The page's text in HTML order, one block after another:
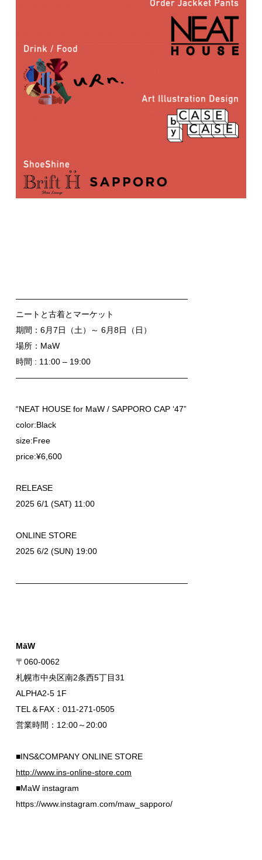
—————————————————————
ニートと古着とマーケット
期間：6月7日（土）～ 6月8日（日）
場所：MaW
時間 : 11:00 – 19:00
—————————————————————
“NEAT HOUSE for MaW / SAPPORO CAP ‘47”
color:Black
size:Free
price:¥6,600
RELEASE
2025 6/1 (SAT) 11:00
ONLINE STORE
2025 6/2 (SUN) 19:00
—————————————————————
MāW
〒060-0062
札幌市中央区南2条西5丁目31
ALPHA2-5 1F
TEL＆FAX：011-271-0505
営業時間：12:00～20:00
■INS&COMPANY ONLINE STORE
http://www.ins-online-store.com
■MaW instagram
https://www.instagram.com/maw_sapporo/